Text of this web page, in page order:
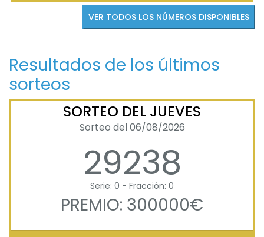
VER TODOS LOS NÚMEROS DISPONIBLES
Resultados de los últimos
sorteos
SORTEO DEL JUEVES
Sorteo del 06/08/2026
29238
Serie: 0 - Fracción: 0
PREMIO: 300000€